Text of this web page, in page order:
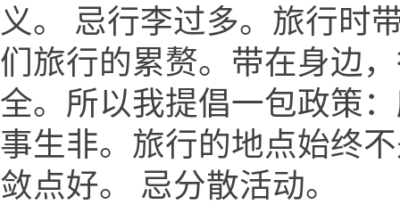
义。 忌行李过多。旅行时
们旅行的累赘。带在身边
全。所以我提倡一包政策
事生非。旅行的地点始终
敛点好。 忌分散活动。